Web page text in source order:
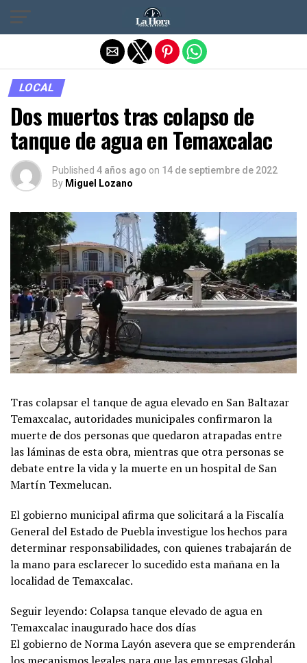
LOCAL
Dos muertos tras colapso de
tanque de agua en Temaxcalac
Published 4 años ago on 14 de septiembre de 2022
By Miguel Lozano
Tras colapsar el tanque de agua elevado en San Baltazar
Temaxcalac, autoridades municipales confirmaron la
muerte de dos personas que quedaron atrapadas entre
las láminas de esta obra, mientras que otra personas se
debate entre la vida y la muerte en un hospital de San
Martín Texmelucan.
El gobierno municipal afirma que solicitará a la Fiscalía
General del Estado de Puebla investigue los hechos para
determinar responsabilidades, con quienes trabajarán de
la mano para esclarecer lo sucedido esta mañana en la
localidad de Temaxcalac.
Seguir leyendo: Colapsa tanque elevado de agua en
Temaxcalac inaugurado hace dos días
El gobierno de Norma Layón asevera que se emprenderán
Salir de la versión móvil